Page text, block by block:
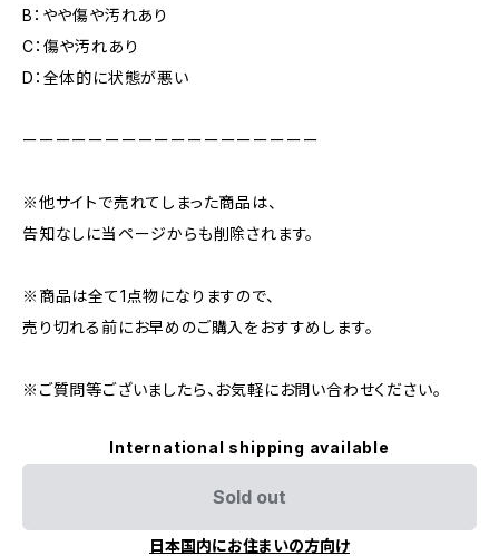
B：やや傷や汚れあり
C：傷や汚れあり
D：全体的に状態が悪い
ーーーーーーーーーーーーーーーーーー
※他サイトで売れてしまった商品は、
告知なしに当ページからも削除されます。
※商品は全て1点物になりますので、
売り切れる前にお早めのご購入をおすすめします。
※ご質問等ございましたら、お気軽にお問い合わせください。
International shipping available
Sold out
日本国内にお住まいの方向け